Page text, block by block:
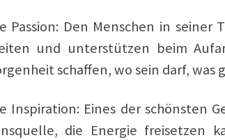
Passion: Den Menschen in
und unterstützen beim
schaffen, wo sein darf, was
Inspiration: Eines der schönsten
die Energie freisetzen